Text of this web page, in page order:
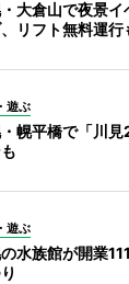
大倉山で夜景
リフト無料運行
遊ぶ
幌平橋で「川
遊ぶ
水族館が開業